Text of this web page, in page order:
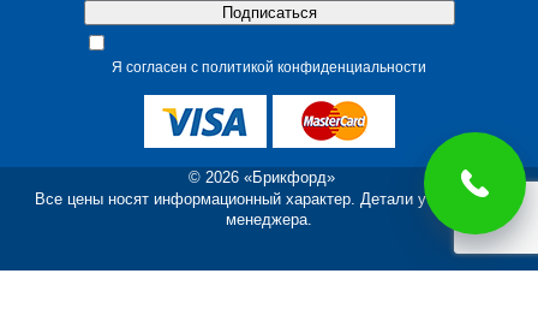
Я согласен с политикой конфиденциальности
© 2026 «Брикфорд»
Все цены носят информационный характер. Детали уточняйте у
менеджера.